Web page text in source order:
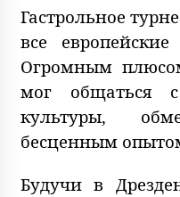
Гастрольное
все
Огромным
мог общаться
культуры,
бесценным
Будучи в